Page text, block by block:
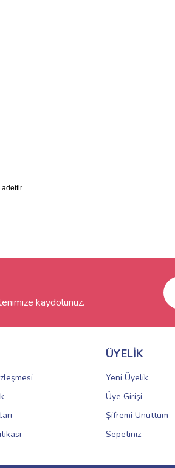
kaydolunuz.
ÜYELİK
Yeni Üyelik
Üye Girişi
Şifremi Unuttum
Sepetiniz